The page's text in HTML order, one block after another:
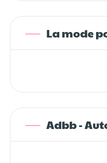
La mode
Adbb -